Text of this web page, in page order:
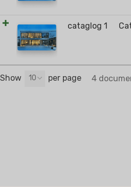
cataglog 1
Show 10 per page 4